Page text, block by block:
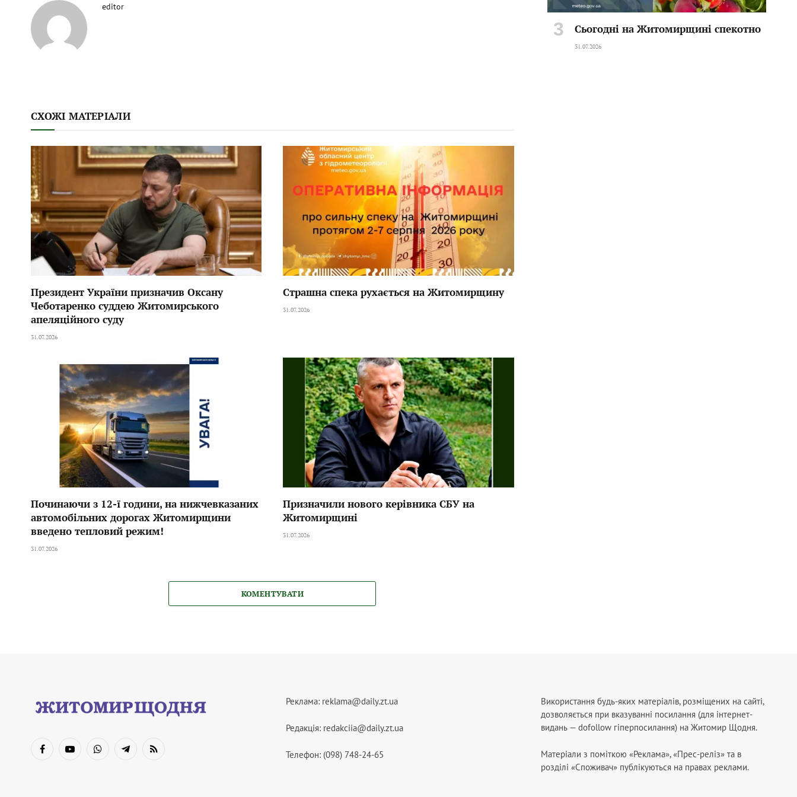
editor
СХОЖІ МАТЕРІАЛИ
Президент України призначив Оксану
Чеботаренко суддею Житомирського
апеляційного суду
31.07.2026
Страшна спека рухається на Житомирщину
31.07.2026
Починаючи з 12-ї години, на нижчевказаних
автомобільних дорогах Житомирщини
введено тепловий режим!
31.07.2026
Призначили нового керівника СБУ на
Житомирщині
31.07.2026
КОМЕНТУВАТИ
Сьогодні на Житомирщині спекотно
31.07.2026
FacebookYouTubeWhatsAppTelegramRSS
Реклама: reklama@daily.zt.ua
Редакція: redakciia@daily.zt.ua
Телефон: (098) 748-24-65
Використання будь-яких матеріалів, розміщених на сайті,
дозволяється при вказуванні посилання (для інтернет-
видань — dofollow гіперпосилання) на Житомир Щодня.
Матеріали з поміткою «Реклама», «Прес-реліз» та в
розділі «Споживач» публікуються на правах реклами.